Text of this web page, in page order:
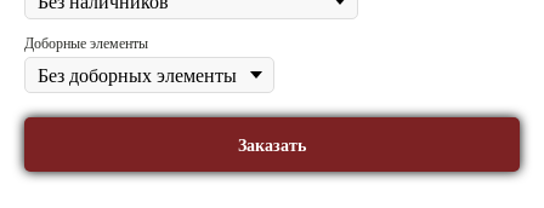
Доборные элементы
Заказать